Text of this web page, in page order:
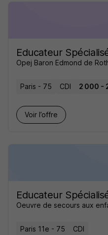
Educateur
Opej Baron Edmond de
Paris - 75 CDI 2 000 -
Voir l’offre
Educateur
Oeuvre de secours aux
Paris 11e - 75 CDI